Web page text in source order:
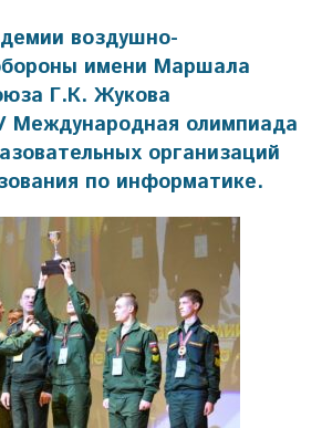
воздушно-
имени Маршала
Г.К. Жукова
Международная олимпиада
организаций
по информатике.